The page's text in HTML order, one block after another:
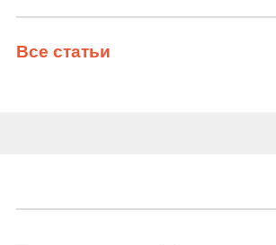
Все статьи